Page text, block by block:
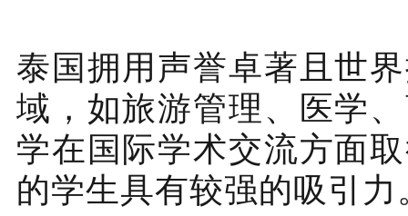
泰国拥用声誉卓著且世
域，如旅游管理、医学
学在国际学术交流方面
的学生具有较强的吸引力